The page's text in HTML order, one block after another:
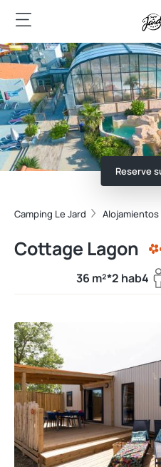
Reserve
Camping Le Jard Alojamientos
Cottage Lagon
36 m²*2 hab4